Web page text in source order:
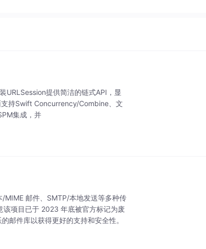
URLSession提供简洁的链式API，显
持Swift Concurrency/Combine、文
集成，并
MIME 邮件、SMTP/本地发送等多种传
该项目已于 2023 年底被官方标记为废
邮件库以获得更好的支持和安全性。